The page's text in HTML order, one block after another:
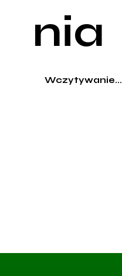
nia
Wczytywanie...